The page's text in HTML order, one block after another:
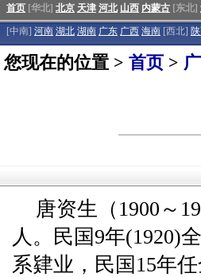
首页 [华北] 北京 天津 河北 山西 内蒙古 [东北]
[中南] 河南 湖北 湖南 广东 广西 海南 [西北]
您现在的位置 > 首页 >
唐资生（1900～
人。民国9年(1920)
系肄业，民国15年